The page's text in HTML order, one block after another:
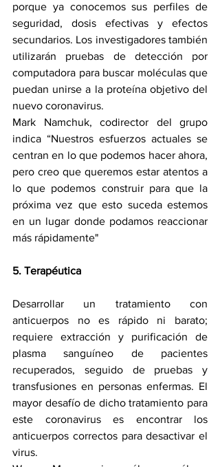
porque ya conocemos sus perfiles de
seguridad, dosis efectivas y efectos
secundarios. Los investigadores también
utilizarán pruebas de detección por
computadora para buscar moléculas que
puedan unirse a la proteína objetivo del
nuevo coronavirus.
Mark Namchuk, codirector del grupo
indica “Nuestros esfuerzos actuales se
centran en lo que podemos hacer ahora,
pero creo que queremos estar atentos a
lo que podemos construir para que la
próxima vez que esto suceda estemos
en un lugar donde podamos reaccionar
más rápidamente"
5. Terapéutica
Desarrollar un tratamiento con
anticuerpos no es rápido ni barato;
requiere extracción y purificación de
plasma sanguíneo de pacientes
recuperados, seguido de pruebas y
transfusiones en personas enfermas. El
mayor desafío de dicho tratamiento para
este coronavirus es encontrar los
anticuerpos correctos para desactivar el
virus.